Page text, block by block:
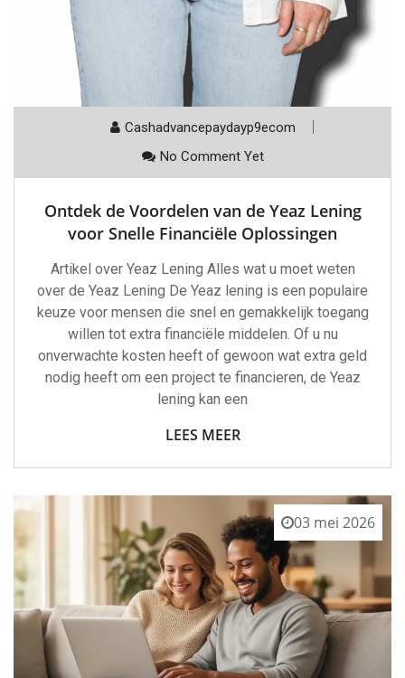
Cashadvancepaydayp9ecom
No Comment Yet
Ontdek de Voordelen van de Yeaz Lening
voor Snelle Financiële Oplossingen
Artikel over Yeaz Lening Alles wat u moet weten
over de Yeaz Lening De Yeaz lening is een populaire
keuze voor mensen die snel en gemakkelijk toegang
willen tot extra financiële middelen. Of u nu
onverwachte kosten heeft of gewoon wat extra geld
nodig heeft om een project te financieren, de Yeaz
lening kan een
LEES MEER
03 mei 2026